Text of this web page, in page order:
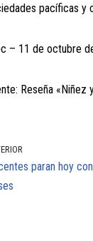
pacíficas y
– 11 de octubre
Reseña
paran hoy